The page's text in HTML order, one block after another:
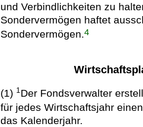
und Verbindlichkeiten zu
Sondervermögen haftet
Sondervermögen.4
(1) 1Der Fondsverwalter
für jedes Wirtschaftsjahr
das Kalenderjahr.